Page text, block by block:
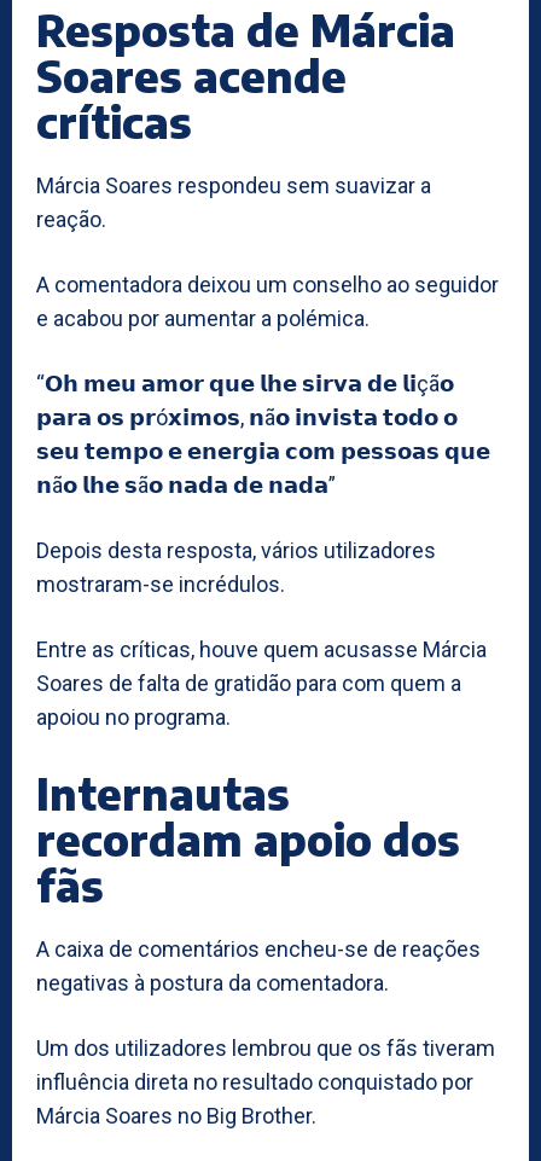
Resposta de Márcia
Soares acende
críticas
Márcia Soares respondeu sem suavizar a
reação.
A comentadora deixou um conselho ao seguidor
e acabou por aumentar a polémica.
“𝗢𝗵 𝗺𝗲𝘂 𝗮𝗺𝗼𝗿 𝗾𝘂𝗲 𝗹𝗵𝗲 𝘀𝗶𝗿𝘃𝗮 𝗱𝗲 𝗹𝗶çã𝗼
𝗽𝗮𝗿𝗮 𝗼𝘀 𝗽𝗿ó𝘅𝗶𝗺𝗼𝘀, 𝗻ã𝗼 𝗶𝗻𝘃𝗶𝘀𝘁𝗮 𝘁𝗼𝗱𝗼 𝗼
𝘀𝗲𝘂 𝘁𝗲𝗺𝗽𝗼 𝗲 𝗲𝗻𝗲𝗿𝗴𝗶𝗮 𝗰𝗼𝗺 𝗽𝗲𝘀𝘀𝗼𝗮𝘀 𝗾𝘂𝗲
𝗻ã𝗼 𝗹𝗵𝗲 𝘀ã𝗼 𝗻𝗮𝗱𝗮 𝗱𝗲 𝗻𝗮𝗱𝗮”
Depois desta resposta, vários utilizadores
mostraram-se incrédulos.
Entre as críticas, houve quem acusasse Márcia
Soares de falta de gratidão para com quem a
apoiou no programa.
Internautas
recordam apoio dos
fãs
A caixa de comentários encheu-se de reações
negativas à postura da comentadora.
Um dos utilizadores lembrou que os fãs tiveram
influência direta no resultado conquistado por
Márcia Soares no Big Brother.